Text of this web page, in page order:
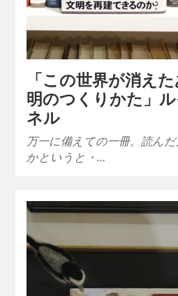
「この世界が消え
明のつくりかた」
ネル
万一に備えての一冊。読ん
かというと・…